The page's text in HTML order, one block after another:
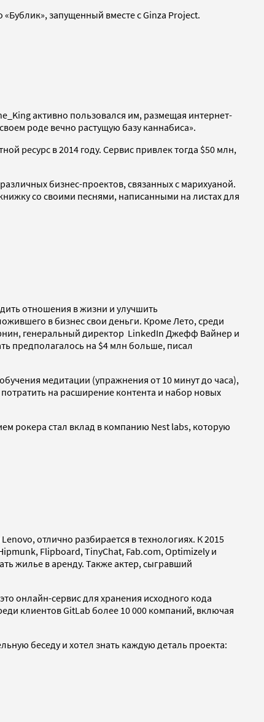
запущенный вместе с Ginza Project.
активно пользовался им, размещая интернет-
роде вечно растущую базу каннабиса».
ресурс в 2014 году. Сервис привлек тогда $50 млн,
бизнес-проектов, связанных с марихуаной.
со своими песнями, написанными на листах для
отношения в жизни и улучшить
в бизнес свои деньги. Кроме Лето, среди
генеральный директор LinkedIn Джефф Вайнер и
предполагалось на $4 млн больше, писал
медитации (упражнения от 10 минут до часа),
на расширение контента и набор новых
рокера стал вклад в компанию Nest labs, которую
отлично разбирается в технологиях. К 2015
Flipboard, TinyChat, Fab.com, Optimizely и
жилье в аренду. Также актер, сыгравший
онлайн-сервис для хранения исходного кода
клиентов GitLab более 10 000 компаний, включая
беседу и хотел знать каждую деталь проекта: